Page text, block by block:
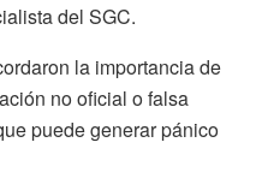
del SGC.
la importancia de
no oficial o falsa
puede generar pánico